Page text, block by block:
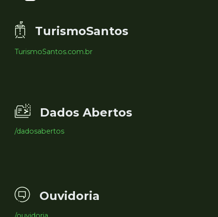
TurismoSantos
TurismoSantos.com.br
Dados Abertos
/dadosabertos
Ouvidoria